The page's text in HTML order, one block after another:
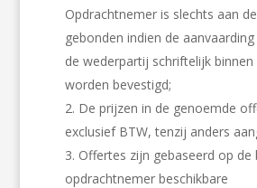
Opdrachtnemer is slechts aan
gebonden indien de
de wederpartij schriftelijk binnen
worden bevestigd;
De prijzen in de genoemde
exclusief BTW, tenzij anders
Offertes zijn gebaseerd op de
opdrachtnemer beschikbare